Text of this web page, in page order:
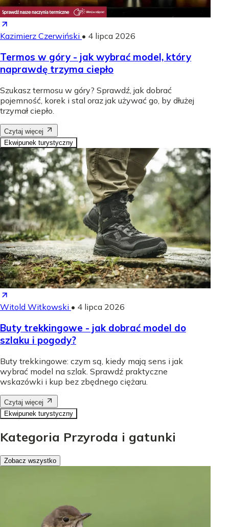
Kazimierz Czerwiński • 4 lipca 2026
Termos w góry - jak wybrać model, który
naprawdę trzyma ciepło
Szukasz termosu w góry? Sprawdź, jak dobrać
pojemność, korek i stal oraz jak używać go, by dłużej
trzymał ciepło.
Czytaj więcej
Ekwipunek turystyczny
Witold Witkowski • 4 lipca 2026
Buty trekkingowe - jak dobrać model do
szlaku i pogody?
Buty trekkingowe: czym są, kiedy mają sens i jak
wybrać model na szlak. Sprawdź praktyczne
wskazówki i kup bez zbędnego ciężaru.
Czytaj więcej
Ekwipunek turystyczny
Kategoria Przyroda i gatunki
Zobacz wszystko